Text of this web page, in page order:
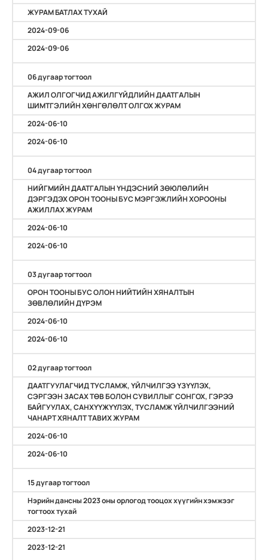
ЖУРАМ БАТЛАХ ТУХАЙ
2024-09-06
2024-09-06
06 дугаар тогтоол
АЖИЛ ОЛГОГЧИД АЖИЛГҮЙДЛИЙН ДААТГАЛЫН
ШИМТГЭЛИЙН ХӨНГӨЛӨЛТ ОЛГОХ ЖУРАМ
2024-06-10
2024-06-10
04 дугаар тогтоол
НИЙГМИЙН ДААТГАЛЫН ҮНДЭСНИЙ ЗӨЮЛӨЛИЙН
ДЭРГЭДЭХ ОРОН ТООНЫ БУС МЭРГЭЖЛИЙН ХОРООНЫ
АЖИЛЛАХ ЖУРАМ
2024-06-10
2024-06-10
03 дугаар тогтоол
ОРОН ТООНЫ БУС ОЛОН НИЙТИЙН ХЯНАЛТЫН
ЗӨВЛӨЛИЙН ДҮРЭМ
2024-06-10
2024-06-10
02 дугаар тогтоол
ДААТГУУЛАГЧИД ТУСЛАМЖ, ҮЙЛЧИЛГЭЭ ҮЗҮҮЛЭХ,
СЭРГЭЭН ЗАСАХ ТӨВ БОЛОН СУВИЛЛЫГ СОНГОХ, ГЭРЭЭ
БАЙГУУЛАХ, САНХҮҮЖҮҮЛЭХ, ТУСЛАМЖ ҮЙЛЧИЛГЭЭНИЙ
ЧАНАРТ ХЯНАЛТ ТАВИХ ЖУРАМ
2024-06-10
2024-06-10
15 дугаар тогтоол
Нэрийн дансны 2023 оны орлогод тооцох хүүгийн хэмжээг
тогтоох тухай
2023-12-21
2023-12-21